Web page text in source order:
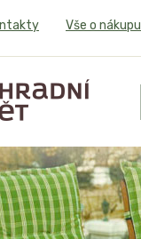
Vše o nákupu